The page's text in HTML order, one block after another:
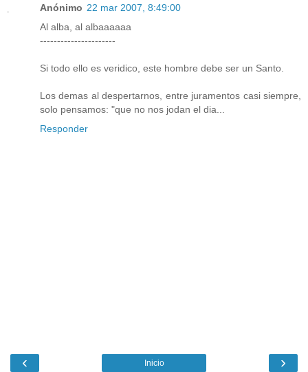
Anónimo 22 mar 2007, 8:49:00
Al alba, al albaaaaaa
----------------------
Si todo ello es veridico, este hombre debe ser un Santo.
Los demas al despertarnos, entre juramentos casi siempre,
solo pensamos: "que no nos jodan el dia...
Responder
‹ ›
Inicio